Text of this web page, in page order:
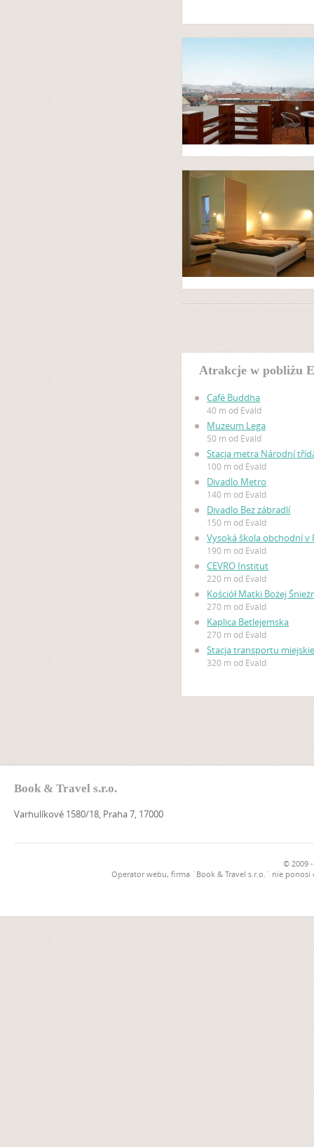
Atrakcje w pobliżu
Café Buddha
40 m od Evald
Muzeum Lega
50 m od Evald
Stacja metra Národní
100 m od Evald
Divadlo Metro
140 m od Evald
Divadlo Bez zábradlí
150 m od Evald
Vysoká škola obchodní v
190 m od Evald
CEVRO Institut
220 m od Evald
Kościół Matki Bożej
270 m od Evald
Kaplica Betlejemska
270 m od Evald
Stacja transportu
320 m od Evald
Book & Travel s.r.o.
Varhulíkové 1580/18, Praha 7, 17000
© 2009
Operator webu, firma `Book & Travel s.r.o.` nie